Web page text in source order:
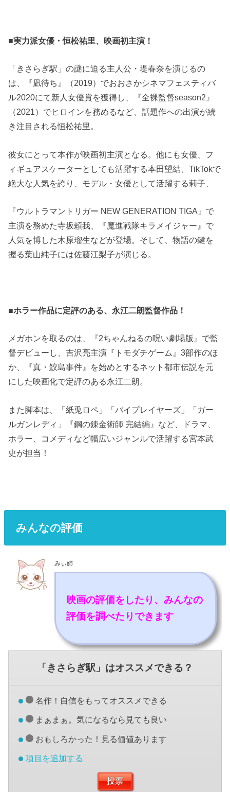
■実力派女優・恒松祐里、映画初主演！
「きさらぎ駅」の謎に迫る主人公・堤春奈を演じるの
は、『凪待ち』（2019）でおおさかシネマフェスティバ
ル2020にて新人女優賞を獲得し、『全裸監督season2』
（2021）でヒロインを務めるなど、話題作への出演が続
き注目される恒松祐里。
彼女にとって本作が映画初主演となる。他にも女優、フ
ィギュアスケーターとしても活躍する本田望結、TikTokで
絶大な人気を誇り、モデル・女優として活躍する莉子、
『ウルトラマントリガー NEW GENERATION TIGA』で
主演を務めた寺坂頼我、『魔進戦隊キラメイジャー』で
人気を博した木原瑠生などが登場。そして、物語の鍵を
握る葉山純子には佐藤江梨子が演じる。
■ホラー作品に定評のある、永江二朗監督作品！
メガホンを取るのは、『2ちゃんねるの呪い劇場版』で監
督デビューし、吉沢亮主演『トモダチゲーム』3部作のほ
か、『真・鮫島事件』を始めとするネット都市伝説を元
にした映画化で定評のある永江二朗。
また脚本は、「紙兎ロペ」「バイプレイヤーズ」「ガー
ルガンレディ」『鋼の錬金術師 完結編』など、ドラマ、
ホラー、コメディなど幅広いジャンルで活躍する宮本武
史が担当！
みんなの評価
みぃ姉
映画の評価をしたり、みんなの
評価を調べたりできます
「きさらぎ駅」はオススメできる？
名作！自信をもってオススメできる
まぁまぁ。気になるなら見ても良い
おもしろかった！見る価値あります
項目を追加する